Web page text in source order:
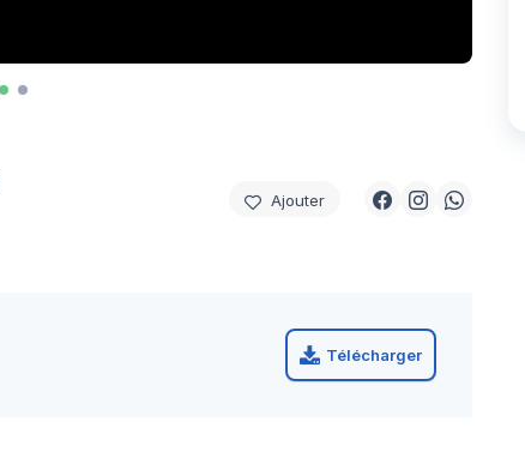
Ajouter
Télécharger